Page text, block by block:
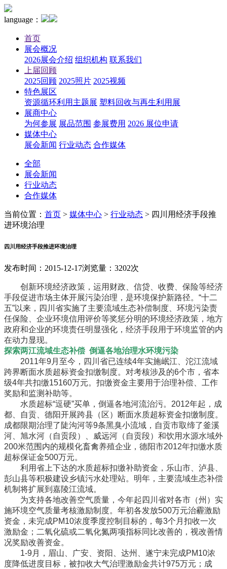
language：
首页
展会概况
2026展会介绍 组织机构 联系我们
上届回顾
2025回顾 2025照片 2025视频
特色展区
资源循环利用主题展 塑料回收与再生利用展
展商中心
为何参展 展品范围 参展费用 2026 展位申请
媒体中心
展会新闻 行业动态 合作媒体
全部
展会新闻
行业动态
合作媒体
当前位置： 首页 > 媒体中心 > 行业动态 > 四川用经济手段推
进环境治理
四川用经济手段推进环境治理
发布时间：2015-12-17浏览量：3202次
创新环境经济政策，运用财政、信贷、收费、保险等经济
手段促进市场主体开展污染治理，是环境保护新路径。“十二
五”以来，四川省实施了主要流域生态补偿制度、环境污染责
任保险、企业环境信用评价等奖惩分明的环境经济政策，地方
政府和企业的环境责任明显强化，经济手段用于环境监管的内
在动力显现。
探索两江流域生态补偿 倒逼各地治理水环境污染
2011年9月至今，四川省已连续4年实施岷江、沱江流域
跨界断面水质超标资金扣缴制度。对考核涉及的6个市，省本
级4年共扣缴15160万元。扣缴资金主要用于治理补偿、工作
奖励和监测补助等。
水质超标“逗硬”买单，倒逼各地河流治污。2012年起，成
都、自贡、德阳开展跨县（区）断面水质超标资金扣缴制度。
成都限期治理了陡沟河等9条黑臭小流域，自贡市取缔了釜溪
河、旭水河（自贡段）、威远河（自贡段）和饮用水源水域外
200米范围内的规模化畜禽养殖企业，德阳市2012年扣缴水质
超标保证金500万元。
利用省上下达的水质超标扣缴补助资金，乐山市、泸县、
彭山县等积极建设乡镇污水处理站。明年，主要流域生态补偿
机制将扩展到嘉陵江流域。
为支持各地改善空气质量，今年起四川省对各市（州）实
施环境空气质量考核激励制度。年初各发放500万元治霾激励
资金，未完成PM10浓度季度控制目标的，每3个月扣收一次
激励金；二氧化硫或二氧化氮两项指标同比改善的，视改善情
况奖励改善资金。
1-9月，眉山、广安、资阳、达州、遂宁未完成PM10浓
度降低进度目标，被扣收大气治理激励金共计975万元；成